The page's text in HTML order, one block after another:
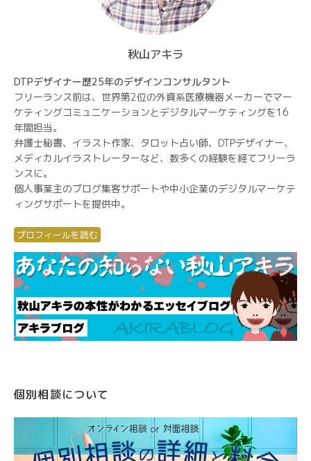
秋山アキラ
DTPデザイナー歴25年のデザインコンサルタント
フリーランス前は、世界第2位の外資系医療機器メーカーでマー
ケティングコミュニケーションとデジタルマーケティングを16
年間担当。
弁護士秘書、イラスト作家、タロット占い師、DTPデザイナー、
メディカルイラストレーターなど、数多くの経験を経てフリーラ
ンスに。
個人事業主のブログ集客サポートや中小企業のデジタルマーケテ
ィングサポートを提供中。
プロフィールを読む
個別相談について